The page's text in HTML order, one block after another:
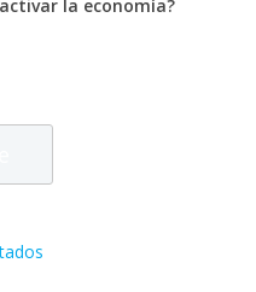
la economía?